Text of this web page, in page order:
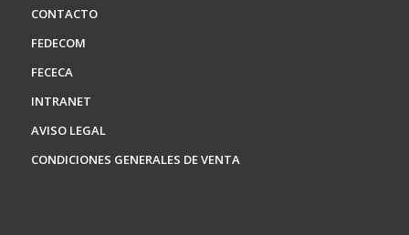
CONTACTO
FEDECOM
FECECA
INTRANET
AVISO LEGAL
CONDICIONES GENERALES DE VENTA